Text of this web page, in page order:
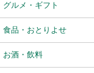
グルメ・ギフト
食品・おとりよせ
お酒・飲料